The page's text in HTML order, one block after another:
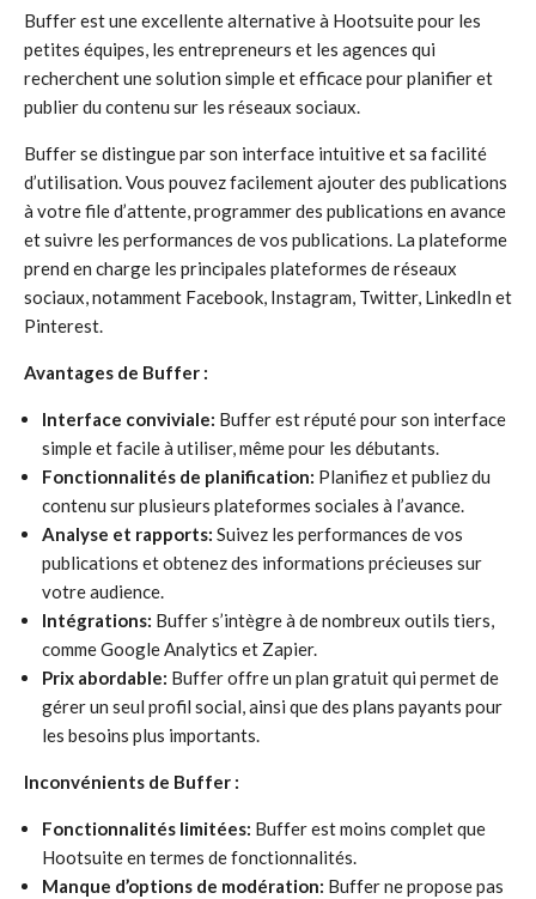
Buffer est une excellente alternative à Hootsuite pour les
petites équipes, les entrepreneurs et les agences qui
recherchent une solution simple et efficace pour planifier et
publier du contenu sur les réseaux sociaux.
Buffer se distingue par son interface intuitive et sa facilité
d’utilisation. Vous pouvez facilement ajouter des publications
à votre file d’attente, programmer des publications en avance
et suivre les performances de vos publications. La plateforme
prend en charge les principales plateformes de réseaux
sociaux, notamment Facebook, Instagram, Twitter, LinkedIn et
Pinterest.
Avantages de Buffer :
Interface conviviale: Buffer est réputé pour son interface
simple et facile à utiliser, même pour les débutants.
Fonctionnalités de planification: Planifiez et publiez du
contenu sur plusieurs plateformes sociales à l’avance.
Analyse et rapports: Suivez les performances de vos
publications et obtenez des informations précieuses sur
votre audience.
Intégrations: Buffer s’intègre à de nombreux outils tiers,
comme Google Analytics et Zapier.
Prix abordable: Buffer offre un plan gratuit qui permet de
gérer un seul profil social, ainsi que des plans payants pour
les besoins plus importants.
Inconvénients de Buffer :
Fonctionnalités limitées: Buffer est moins complet que
Hootsuite en termes de fonctionnalités.
Manque d’options de modération: Buffer ne propose pas